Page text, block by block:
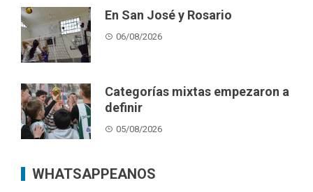
En San José y Rosario
06/08/2026
Categorías mixtas empezaron a
definir
05/08/2026
WHATSAPPEANOS